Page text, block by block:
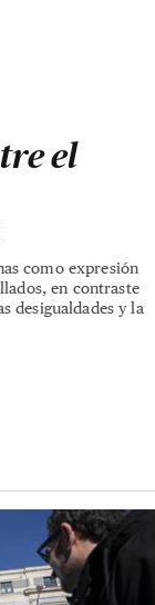
el
como expresión
en contraste
desigualdades y la